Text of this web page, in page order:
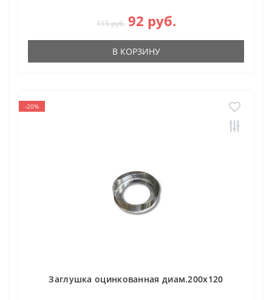
115 руб. 92 руб.
В КОРЗИНУ
-20%
Заглушка оцинкованная диам.200х120